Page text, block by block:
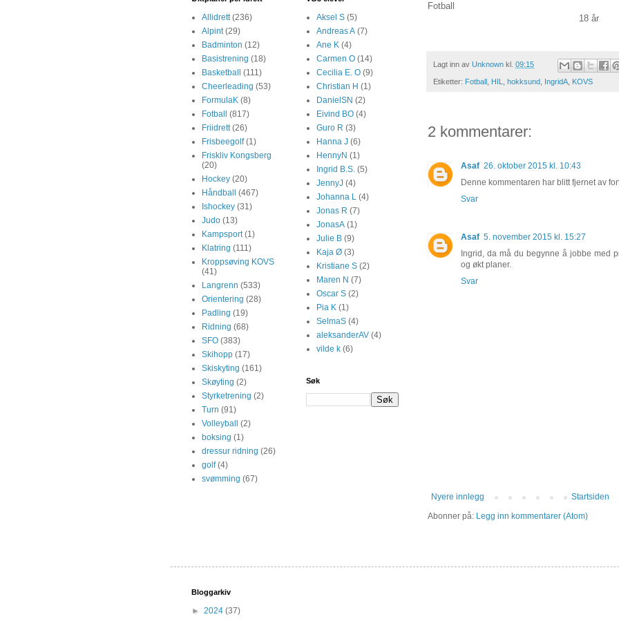
Fotball
18 år
Lagt inn av Unknown kl. 09:15
Etiketter: Fotball HIL hokksund IngridA KOVS
2 kommentarer:
Asaf 26. oktober 2015 kl. 10:43
Denne kommentaren har blitt fjernet av
Svar
Asaf 5. november 2015 kl. 15:27
Ingrid, da må du begynne å jobbe med
og økt planer.
Svar
Nyere innlegg
Startsiden
Abonner på: Legg inn kommentarer (Atom)
Allidrett (236)
Alpint (29)
Badminton (12)
Basistrening (18)
Basketball
(111)
Cheerleading (53)
FormulaK (8)
Fotball
(817)
Friidrett (26)
Frisbeegolf (1)
Friskliv Kongsberg
(20)
Hockey (20)
Håndball
(467)
Ishockey (31)
Judo (13)
Kampsport (1)
Klatring (111)
Kroppsøving KOVS
(41)
Langrenn (533)
Orientering (28)
Padling (19)
Ridning (68)
SFO (383)
Skihopp (17)
Skiskyting (161)
Skøyting (2)
Styrketrening (2)
Turn (91)
Volleyball
(2)
boksing (1)
dressur ridning (26)
golf (4)
svømming (67)
Aksel S (5)
Andreas A (7)
Ane K (4)
Carmen O (14)
Cecilia E. O (9)
Christian H (1)
DanielSN (2)
Eivind BO (4)
Guro R (3)
Hanna J (6)
HennyN (1)
Ingrid B.S. (5)
JennyJ (4)
Johanna L (4)
Jonas R (7)
JonasA (1)
Julie B (9)
Kaja Ø (3)
Kristiane S (2)
Maren N (7)
Oscar S (2)
Pia K (1)
SelmaS (4)
aleksanderAV (4)
vilde k (6)
Søk
Bloggarkiv
► 2024 (37)